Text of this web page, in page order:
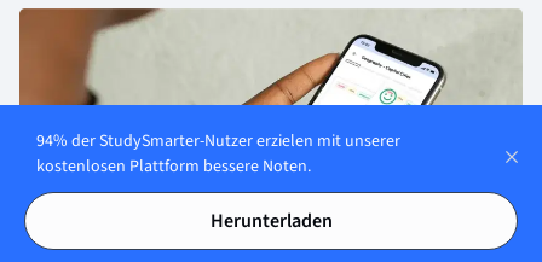
94% der StudySmarter-Nutzer erzielen mit unserer
kostenlosen Plattform bessere Noten.
Herunterladen